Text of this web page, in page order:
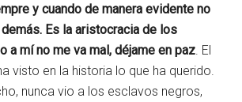
y cuando de manera evidente no
Es la aristocracia de los
a mí no me va mal, déjame en paz . El
visto en la historia lo que ha querido.
nunca vio a los esclavos negros,